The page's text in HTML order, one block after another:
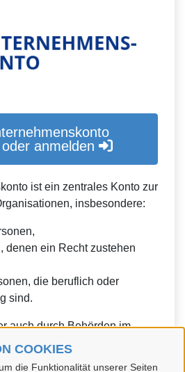
COOKIES
die Funktionalität unserer Seiten
anmelden
ist ein zentrales Konto zur
insbesondere:
denen ein Recht zustehen
die beruflich oder
sind.
auch durch Behörden im